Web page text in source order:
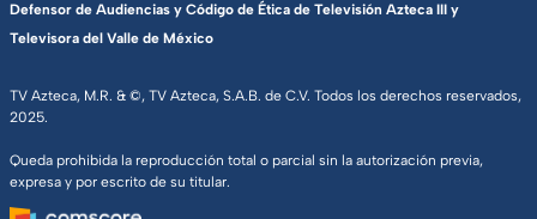
TV Azteca, M.R. & ©, TV Azteca, S.A.B. de C.V. Todos los derechos reservados,
2025.
Queda prohibida la reproducción total o parcial sin la autorización previa,
expresa y por escrito de su titular.
Defensor de Audiencias y Código de Ética de Televisión Azteca III y
Televisora del Valle de México